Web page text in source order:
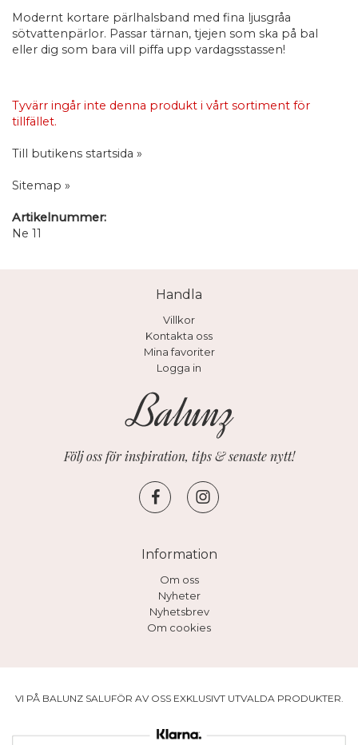
Modernt kortare pärlhalsband med fina ljusgråa
sötvattenpärlor. Passar tärnan, tjejen som ska på bal
eller dig som bara vill piffa upp vardagsstassen!
Tyvärr ingår inte denna produkt i vårt sortiment för
tillfället.
Till butikens startsida »
Sitemap »
Artikelnummer:
Ne 11
Handla
Villkor
Kontakta oss
Mina favoriter
Logga in
Följ oss för inspiration, tips & senaste nytt!
Information
Om oss
Nyheter
Nyhetsbrev
Om cookies
VI PÅ BALUNZ SALUFÖR AV OSS EXKLUSIVT UTVALDA PRODUKTER.